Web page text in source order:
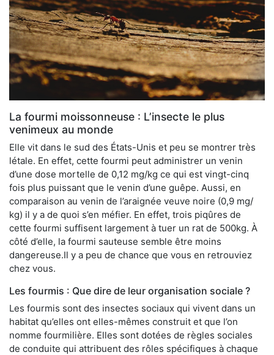
La fourmi moissonneuse : L’insecte le plus
venimeux au monde
Elle vit dans le sud des États-Unis et peu se montrer très
létale. En effet, cette fourmi peut administrer un venin
d’une dose mortelle de 0,12 mg/kg ce qui est vingt-cinq
fois plus puissant que le venin d’une guêpe. Aussi, en
comparaison au venin de l’araignée veuve noire (0,9 mg/
kg) il y a de quoi s’en méfier. En effet, trois piqûres de
cette fourmi suffisent largement à tuer un rat de 500kg. À
côté d’elle, la fourmi sauteuse semble être moins
dangereuse.Il y a peu de chance que vous en retrouviez
chez vous.
Les fourmis : Que dire de leur organisation sociale ?
Les fourmis sont des insectes sociaux qui vivent dans un
habitat qu’elles ont elles-mêmes construit et que l’on
nomme fourmilière. Elles sont dotées de règles sociales
de conduite qui attribuent des rôles spécifiques à chaque